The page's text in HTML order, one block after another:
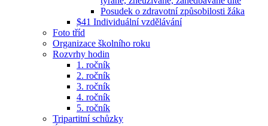
Posudek o zdravotní způsobilosti žáka
$41 Individuální vzdělávání
Foto tříd
Organizace školního roku
Rozvrhy hodin
1. ročník
2. ročník
3. ročník
4. ročník
5. ročník
Tripartitní schůzky